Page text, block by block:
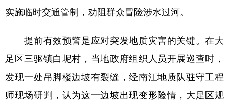
实施临时交通管制，劝阻群众冒险涉水过河。
提前有效预警是应对突发地质灾害的关键。在大
足区三驱镇白坭村，当地政府组织人员开展巡查时，
发现一处吊脚楼边坡有裂缝，经南江地质队驻守工程
师现场研判，认为这一边坡出现变形险情，大足区规